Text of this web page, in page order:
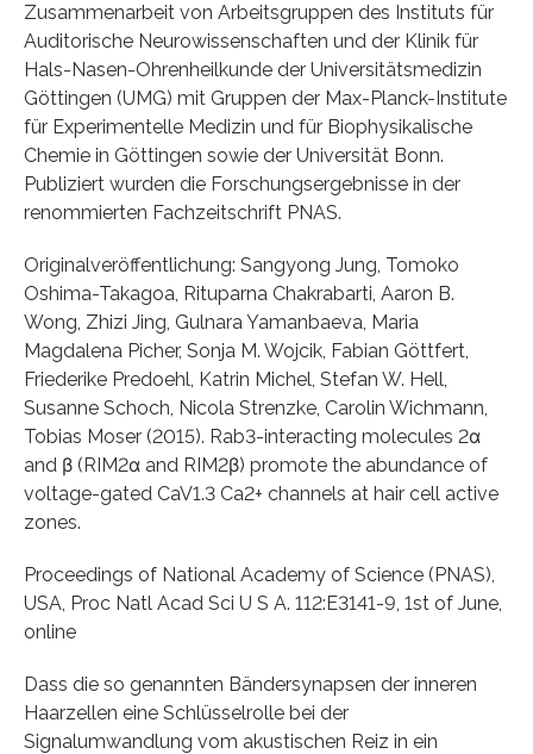
Zusammenarbeit von Arbeitsgruppen des Instituts für
Auditorische Neurowissenschaften und der Klinik für
Hals-Nasen-Ohrenheilkunde der Universitätsmedizin
Göttingen (UMG) mit Gruppen der Max-Planck-Institute
für Experimentelle Medizin und für Biophysikalische
Chemie in Göttingen sowie der Universität Bonn.
Publiziert wurden die Forschungsergebnisse in der
renommierten Fachzeitschrift PNAS.
Originalveröffentlichung: Sangyong Jung, Tomoko
Oshima-Takagoa, Rituparna Chakrabarti, Aaron B.
Wong, Zhizi Jing, Gulnara Yamanbaeva, Maria
Magdalena Picher, Sonja M. Wojcik, Fabian Göttfert,
Friederike Predoehl, Katrin Michel, Stefan W. Hell,
Susanne Schoch, Nicola Strenzke, Carolin Wichmann,
Tobias Moser (2015). Rab3-interacting molecules 2α
and β (RIM2α and RIM2β) promote the abundance of
voltage-gated CaV1.3 Ca2+ channels at hair cell active
zones.
Proceedings of National Academy of Science (PNAS),
USA, Proc Natl Acad Sci U S A. 112:E3141-9, 1st of June,
online
Dass die so genannten Bändersynapsen der inneren
Haarzellen eine Schlüsselrolle bei der
Signalumwandlung vom akustischen Reiz in ein